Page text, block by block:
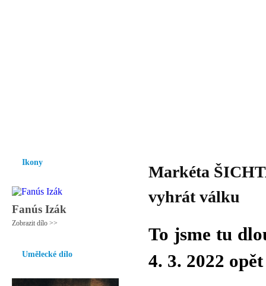
Ikony
Fanús Izák
Zobrazit dílo >>
Umělecké dílo
Markéta
vyhrát válku
To jsme tu
4. 3. 2022